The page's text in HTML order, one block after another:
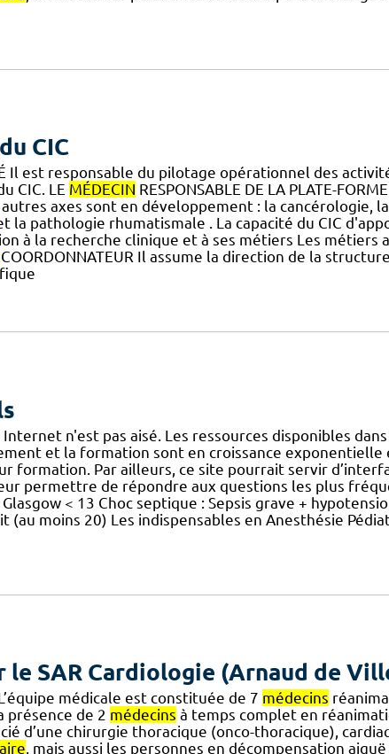
CIC
Il est responsable du pilotage opérationnel des
CIC. LE MÉDECIN RESPONSABLE DE LA PLATE-
axes sont en développement : la cancérologie,
la pathologie rhumatismale . La capacité du CIC
à la recherche clinique et à ses métiers Les métiers
COORDONNATEUR Il assume la direction de la
n'est pas aisé. Les ressources disponibles
et la formation sont en croissance exponentielle
formation. Par ailleurs, ce site pourrait servir
permettre de répondre aux questions les plus
< 13 Choc septique : Sepsis grave +
(au moins 20) Les indispensables en Anesthésie
le SAR Cardiologie (Arnaud de
médicale est constituée de 7 médecins
de 2 médecins à temps complet en
d’une chirurgie thoracique (onco-thoracique),
, mais aussi les personnes en décompensation